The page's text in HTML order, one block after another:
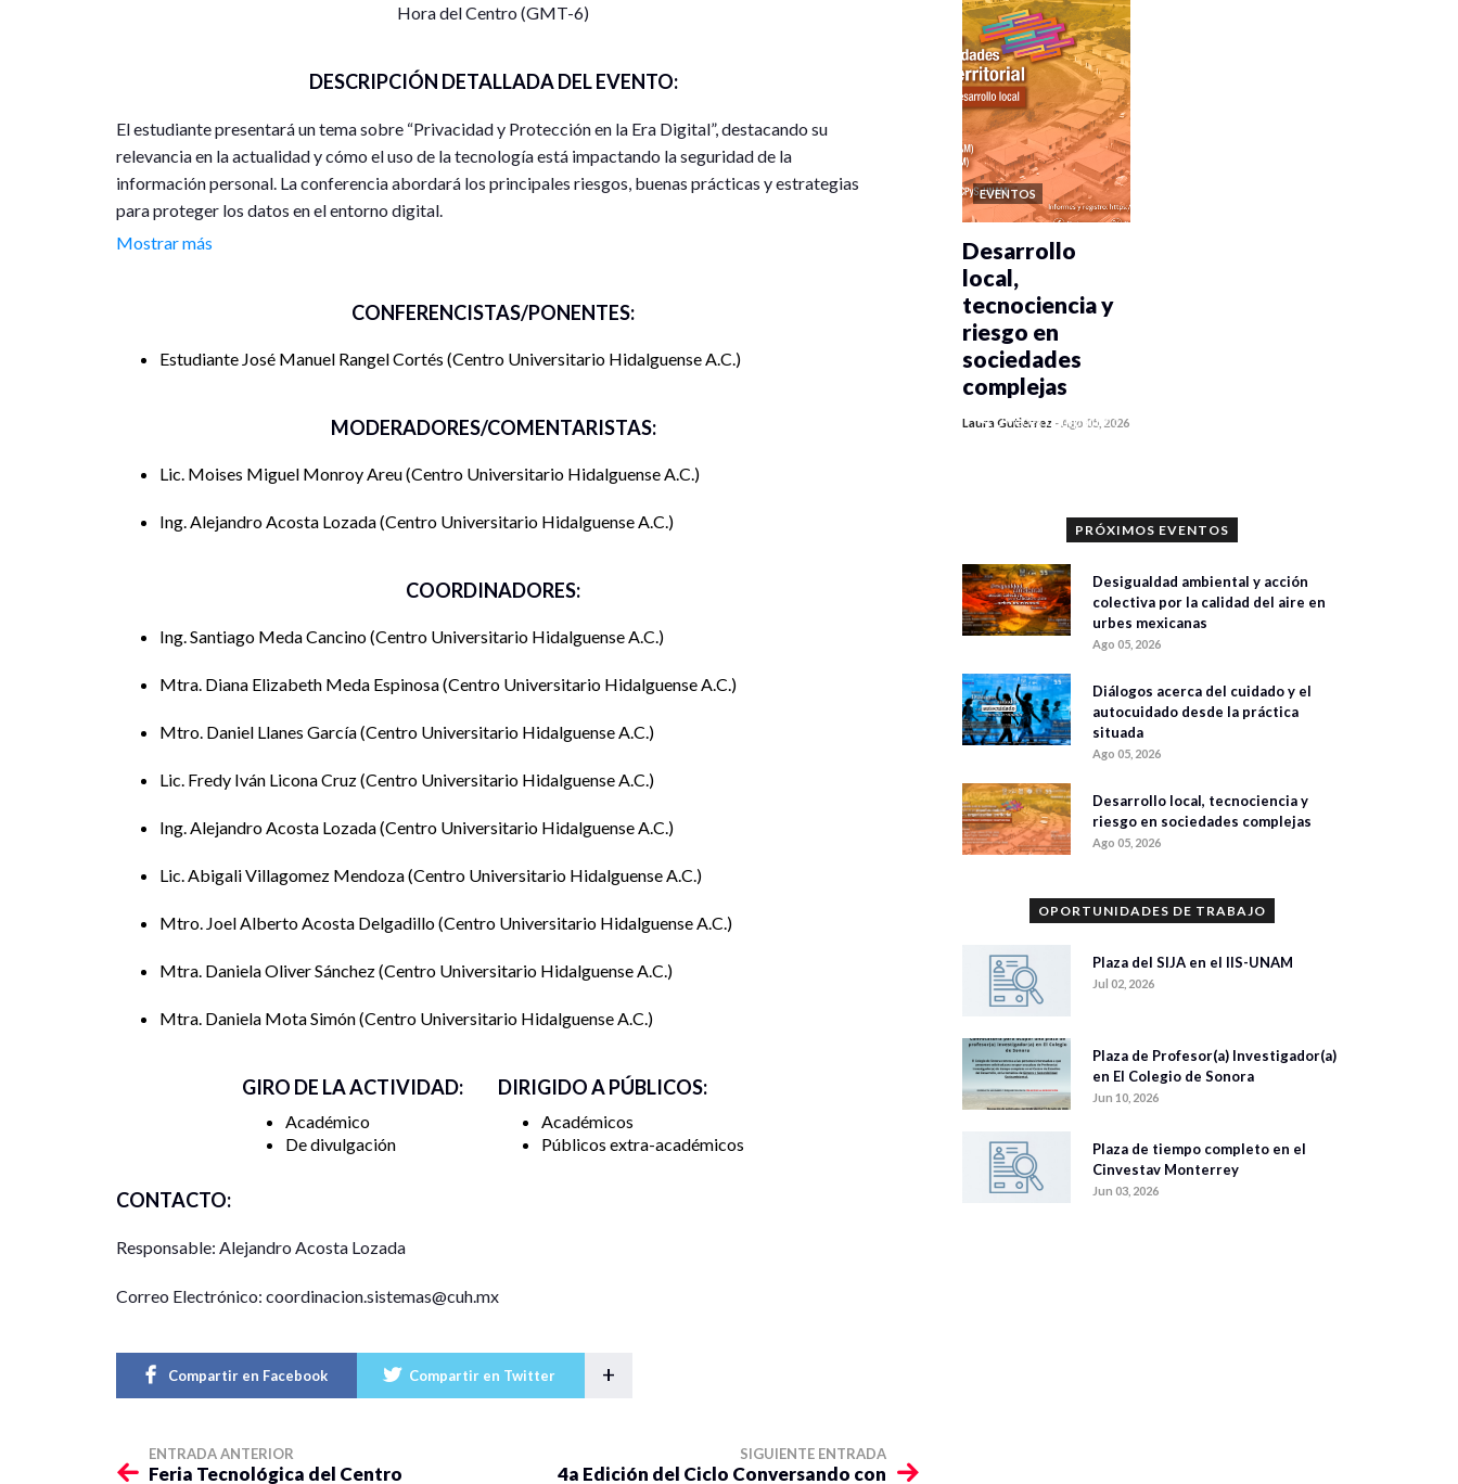
Hora del Centro (GMT-6)
DESCRIPCIÓN DETALLADA DEL EVENTO:
El estudiante presentará un tema sobre “Privacidad y Protección en la Era Digital”, destacando su
relevancia en la actualidad y cómo el uso de la tecnología está impactando la seguridad de la
información personal. La conferencia abordará los principales riesgos, buenas prácticas y estrategias
para proteger los datos en el entorno digital.
Mostrar más
CONFERENCISTAS/PONENTES:
Estudiante José Manuel Rangel Cortés Centro Universitario Hidalguense A.C.
MODERADORES/COMENTARISTAS:
Lic. Moises Miguel Monroy Areu Centro Universitario Hidalguense A.C.
Ing. Alejandro Acosta Lozada Centro Universitario Hidalguense A.C.
COORDINADORES:
Ing. Santiago Meda Cancino Centro Universitario Hidalguense A.C.
Mtra. Diana Elizabeth Meda Espinosa Centro Universitario Hidalguense A.C.
Mtro. Daniel Llanes García Centro Universitario Hidalguense A.C.
Lic. Fredy Iván Licona Cruz Centro Universitario Hidalguense A.C.
Ing. Alejandro Acosta Lozada Centro Universitario Hidalguense A.C.
Lic. Abigali Villagomez Mendoza Centro Universitario Hidalguense A.C.
Mtro. Joel Alberto Acosta Delgadillo Centro Universitario Hidalguense A.C.
Mtra. Daniela Oliver Sánchez Centro Universitario Hidalguense A.C.
Mtra. Daniela Mota Simón Centro Universitario Hidalguense A.C.
GIRO DE LA ACTIVIDAD:
Académico
De divulgación
DIRIGIDO A PÚBLICOS:
Académicos
Públicos extra-académicos
CONTACTO:
Responsable: Alejandro Acosta Lozada
Correo Electrónico: coordinacion.sistemas@cuh.mx
Compartir en Facebook Compartir en Twitter +
ENTRADA ANTERIOR
Feria Tecnológica del Centro
SIGUIENTE ENTRADA
4a Edición del Ciclo Conversando con
EVENTOS
0 veces compartido
Desarrollo
local,
tecnociencia y
riesgo en
sociedades
complejas
Laura Gutiérrez -Ago 05, 2026
PRÓXIMOS EVENTOS
Desigualdad ambiental y acción
colectiva por la calidad del aire en
urbes mexicanas
Ago 05, 2026
Diálogos acerca del cuidado y el
autocuidado desde la práctica
situada
Ago 05, 2026
Desarrollo local, tecnociencia y
riesgo en sociedades complejas
Ago 05, 2026
OPORTUNIDADES DE TRABAJO
Plaza del SIJA en el IIS-UNAM
Jul 02, 2026
Plaza de Profesor(a) Investigador(a)
en El Colegio de Sonora
Jun 10, 2026
Plaza de tiempo completo en el
Cinvestav Monterrey
Jun 03, 2026